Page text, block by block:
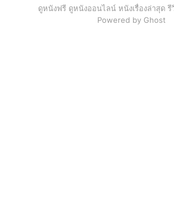
ดูหนังฟรี ดูหนังออนไลน์ หนังเรื่องล่าสุด
Powered by Ghost